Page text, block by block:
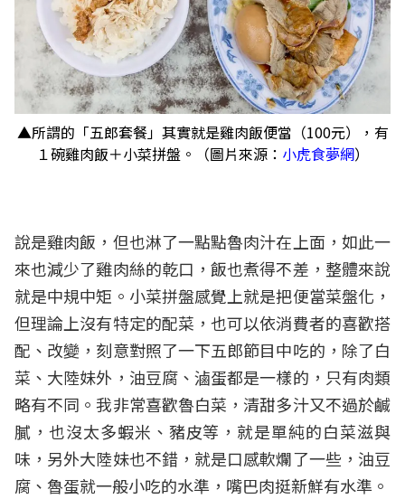
▲所謂的「五郎套餐」其實就是雞肉飯便當（100元），有
１碗雞肉飯＋小菜拼盤。（圖片來源： 小虎食夢網）
說是雞肉飯，但也淋了一點點魯肉汁在上面，如此一
來也減少了雞肉絲的乾口，飯也煮得不差，整體來說
就是中規中矩。小菜拼盤感覺上就是把便當菜盤化，
但理論上沒有特定的配菜，也可以依消費者的喜歡搭
配、改變，刻意對照了一下五郎節目中吃的，除了白
菜、大陸妹外，油豆腐、滷蛋都是一樣的，只有肉類
略有不同。我非常喜歡魯白菜，清甜多汁又不過於鹹
膩，也沒太多蝦米、豬皮等，就是單純的白菜滋與
味，另外大陸妹也不錯，就是口感軟爛了一些，油豆
腐、魯蛋就一般小吃的水準，嘴巴肉挺新鮮有水準。